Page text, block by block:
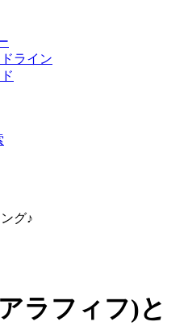
ライン
グ♪
ラフィフ)と